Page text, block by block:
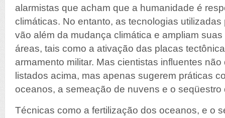
alarmistas que acham que a humanidade é
climáticas. No entanto, as tecnologias utilizadas
vão além da mudança climática e ampliam
áreas, tais como a ativação das placas
armamento militar. Mas cientistas influentes
listados acima, mas apenas sugerem práticas
oceanos, a semeação de nuvens e o seqüestro
Técnicas como a fertilização dos oceanos, e o